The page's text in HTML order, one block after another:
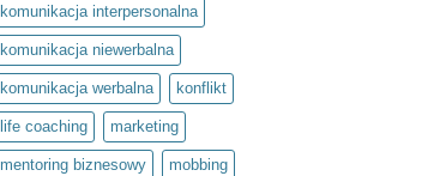
komunikacja interpersonalna
komunikacja niewerbalna
komunikacja werbalna konflikt
life coaching marketing
mentoring biznesowy mobbing